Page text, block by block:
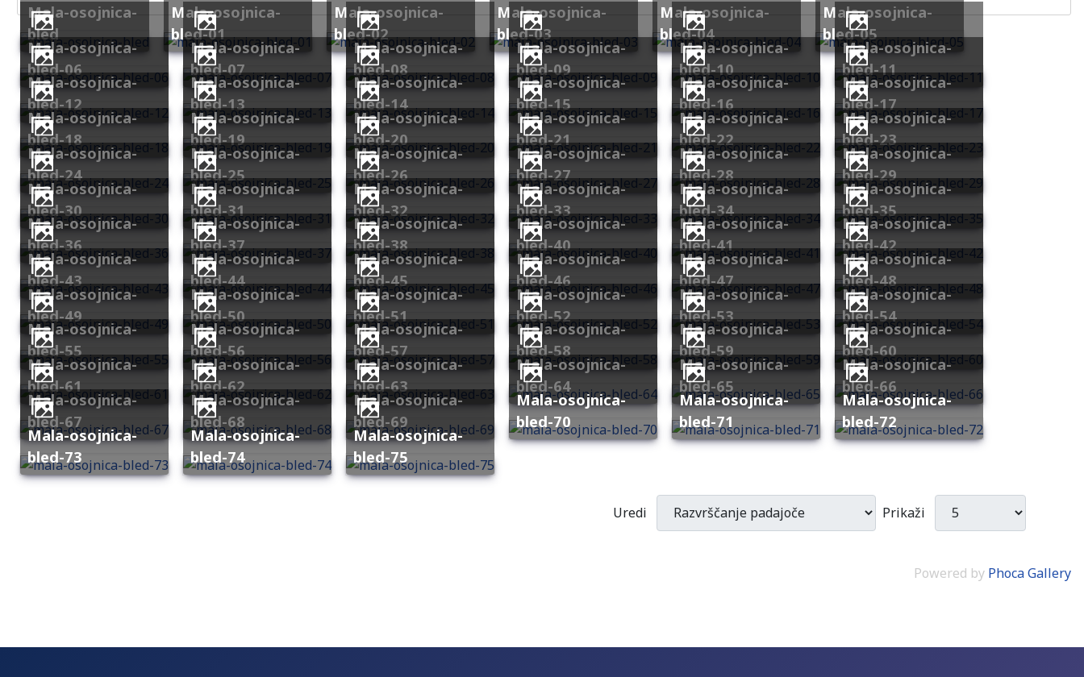
mala-osojnica-
bled
mala-osojnica-
bled-01
mala-osojnica-
bled-02
mala-osojnica-
bled-03
mala-osojnica-
bled-04
mala-osojnica-
bled-05
mala-osojnica-
bled-06
mala-osojnica-
bled-07
mala-osojnica-
bled-08
mala-osojnica-
bled-09
mala-osojnica-
bled-10
mala-osojnica-
bled-11
mala-osojnica-
bled-12
mala-osojnica-
bled-13
mala-osojnica-
bled-14
mala-osojnica-
bled-15
mala-osojnica-
bled-16
mala-osojnica-
bled-17
mala-osojnica-
bled-18
mala-osojnica-
bled-19
mala-osojnica-
bled-20
mala-osojnica-
bled-21
mala-osojnica-
bled-22
mala-osojnica-
bled-23
mala-osojnica-
bled-24
mala-osojnica-
bled-25
mala-osojnica-
bled-26
mala-osojnica-
bled-27
mala-osojnica-
bled-28
mala-osojnica-
bled-29
mala-osojnica-
bled-30
mala-osojnica-
bled-31
mala-osojnica-
bled-32
mala-osojnica-
bled-33
mala-osojnica-
bled-34
mala-osojnica-
bled-35
mala-osojnica-
bled-36
mala-osojnica-
bled-37
mala-osojnica-
bled-38
mala-osojnica-
bled-40
mala-osojnica-
bled-41
mala-osojnica-
bled-42
mala-osojnica-
bled-43
mala-osojnica-
bled-44
mala-osojnica-
bled-45
mala-osojnica-
bled-46
mala-osojnica-
bled-47
mala-osojnica-
bled-48
mala-osojnica-
bled-49
mala-osojnica-
bled-50
mala-osojnica-
bled-51
mala-osojnica-
bled-52
mala-osojnica-
bled-53
mala-osojnica-
bled-54
mala-osojnica-
bled-55
mala-osojnica-
bled-56
mala-osojnica-
bled-57
mala-osojnica-
bled-58
mala-osojnica-
bled-59
mala-osojnica-
bled-60
mala-osojnica-
bled-61
mala-osojnica-
bled-62
mala-osojnica-
bled-63
mala-osojnica-
bled-64
mala-osojnica-
bled-65
mala-osojnica-
bled-66
mala-osojnica-
bled-67
mala-osojnica-
bled-68
mala-osojnica-
bled-69
mala-osojnica-
bled-70
mala-osojnica-
bled-71
mala-osojnica-
bled-72
mala-osojnica-
bled-73
mala-osojnica-
bled-74
mala-osojnica-
bled-75
Uredi Prikaži
Powered by Phoca Gallery